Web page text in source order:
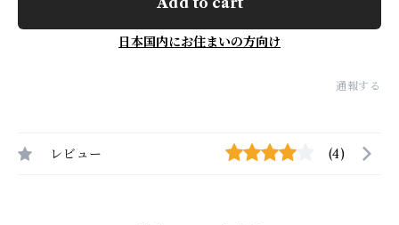
日本国内にお住まいの方向け
通報する
レビュー (4)